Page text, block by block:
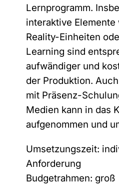
Lernprogramm.
interaktive
Reality-Einheiten
Learning sind
aufwändiger und
der Produktion.
mit Präsenz-
Medien kann in das
aufgenommen und
Umsetzungszeit:
Anforderung
Budgetrahmen: groß